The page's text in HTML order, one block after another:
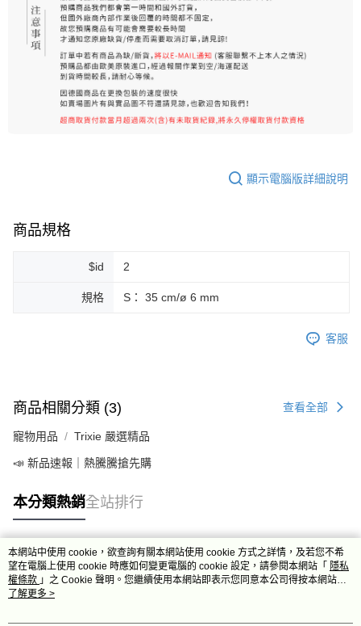
離島宅配（澎湖、金門、馬祖、小琉球）
每筆NT$250，滿NT$3,000(含以上)免運費
付款後門市自取
顯示電腦版詳細說明
商品規格
$id 2
規格 S： 35 cm/ø 6 mm
客服
商品相關分類 (3) 查看全部
寵物用品 Trixie 嚴選精品
📣 新品速報｜熱騰騰搶先購
本分類熱銷全站排行
熱門標籤
本網站中使用 cookie，欲查詢有關本網站使用 cookie 方式之詳情，及若您不希
望在電腦上使用 cookie 時應如何變更電腦的 cookie 設定，請參閱本網站「 隱私
權條款 」之 Cookie 聲明。您繼續使用本網站即表示您同意本公司得按本網站使
用條款之 Cookie 聲明使用 cookie。
了解更多 >